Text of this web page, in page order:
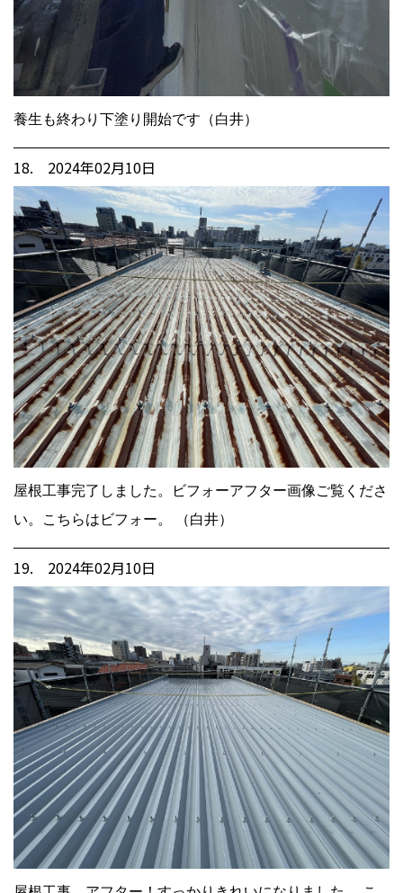
養生も終わり下塗り開始です（白井）
18. 2024年02月10日
屋根工事完了しました。ビフォーアフター画像ご覧くださ
い。こちらはビフォー。 （白井）
19. 2024年02月10日